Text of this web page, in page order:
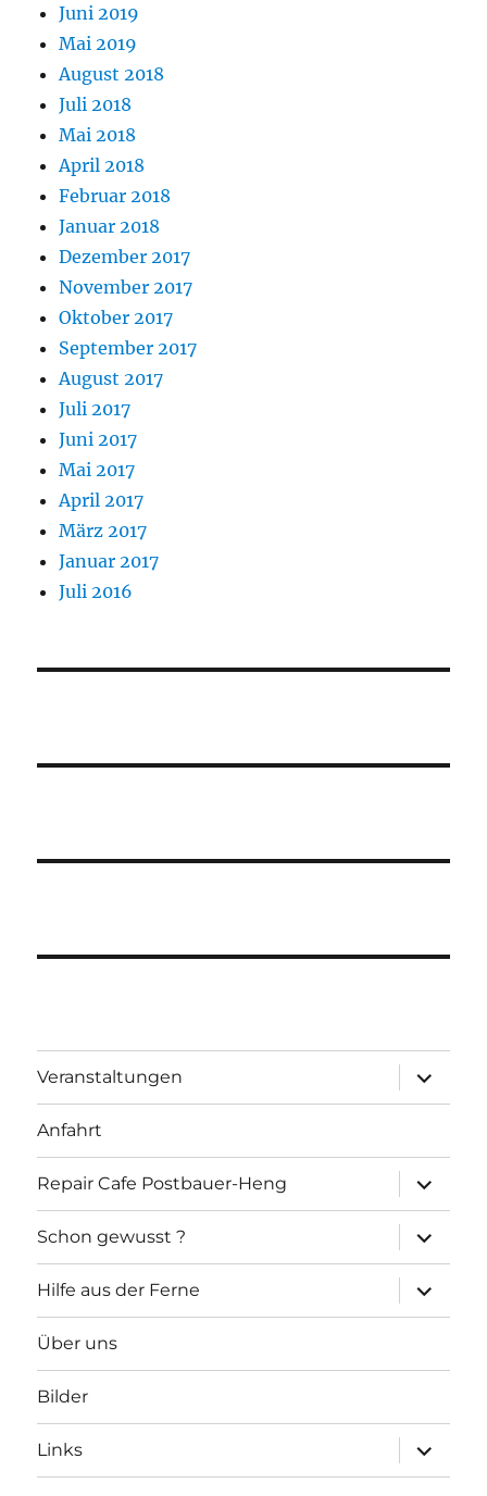
Juni 2019
Mai 2019
August 2018
Juli 2018
Mai 2018
April 2018
Februar 2018
Januar 2018
Dezember 2017
November 2017
Oktober 2017
September 2017
August 2017
Juli 2017
Juni 2017
Mai 2017
April 2017
März 2017
Januar 2017
Juli 2016
Veranstaltungen
öffnen
Anfahrt
Repair Cafe Postbauer-Heng
öffnen
Schon gewusst ?
öffnen
Hilfe aus der Ferne
öffnen
Über uns
Bilder
Links
öffnen